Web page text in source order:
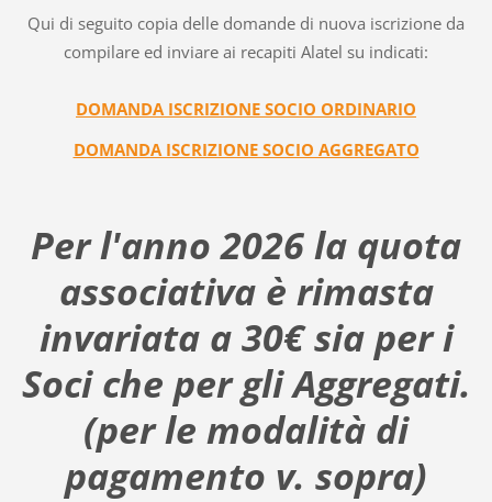
Qui di seguito copia delle domande di nuova iscrizione da
compilare ed inviare ai recapiti Alatel su indicati:
DOMANDA ISCRIZIONE SOCIO ORDINARIO
DOMANDA ISCRIZIONE SOCIO AGGREGATO
Per l'anno 2026 la quota
associativa è rimasta
invariata a 30€ sia per i
Soci che per gli Aggregati.
(per le modalità di
pagamento v. sopra)